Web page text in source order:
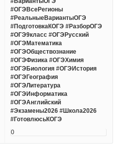
#ОГЭВсеРегионы
#РеальныеВариантыОГЭ
#ПодготовкаКОГЭ #РазборОГЭ
#ОГЭ9класс #ОГЭРусский
#ОГЭМатематика
#ОГЭОбществознание
#ОГЭФизика #ОГЭХимия
#ОГЭБиология #ОГЭИстория
#ОГЭГеография
#ОГЭЛитература
#ОГЭИнформатика
#ОГЭАнглийский
#Экзамены2026 #Школа2026
#ГотовлюсьКОГЭ
0